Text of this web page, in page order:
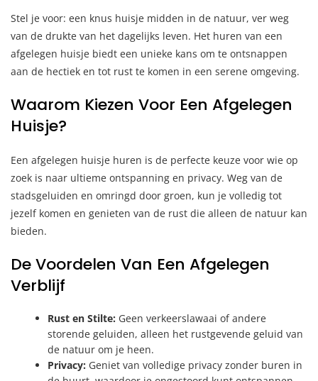
Stel je voor: een knus huisje midden in de natuur, ver weg
van de drukte van het dagelijks leven. Het huren van een
afgelegen huisje biedt een unieke kans om te ontsnappen
aan de hectiek en tot rust te komen in een serene omgeving.
Waarom Kiezen Voor Een Afgelegen
Huisje?
Een afgelegen huisje huren is de perfecte keuze voor wie op
zoek is naar ultieme ontspanning en privacy. Weg van de
stadsgeluiden en omringd door groen, kun je volledig tot
jezelf komen en genieten van de rust die alleen de natuur kan
bieden.
De Voordelen Van Een Afgelegen
Verblijf
Rust en Stilte: Geen verkeerslawaai of andere
storende geluiden, alleen het rustgevende geluid van
de natuur om je heen.
Privacy: Geniet van volledige privacy zonder buren in